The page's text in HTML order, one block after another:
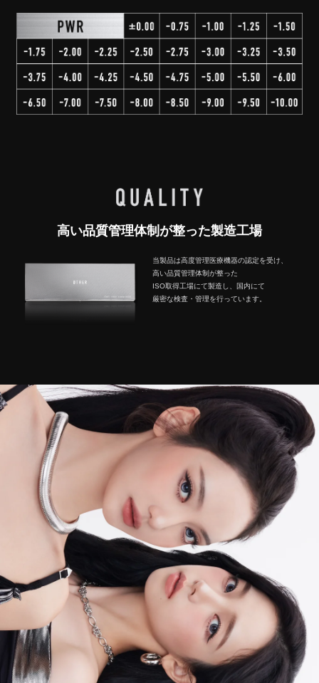
高い品質管理体制が整った製造工場
当製品は高度管理医療機器の認定を受け、
高い品質管理体制が整った
ISO取得工場にて製造し、国内にて
厳密な検査・管理を行っています。